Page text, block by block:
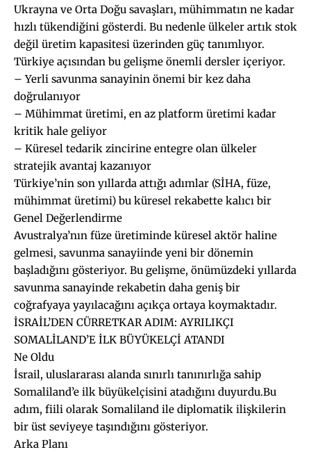
Ukrayna ve Orta Doğu savaşları, mühimmatın ne kadar
hızlı tükendiğini gösterdi. Bu nedenle ülkeler artık stok
değil üretim kapasitesi üzerinden güç tanımlıyor.
Türkiye açısından bu gelişme önemli dersler içeriyor.
– Yerli savunma sanayinin önemi bir kez daha
doğrulanıyor
– Mühimmat üretimi, en az platform üretimi kadar
kritik hale geliyor
– Küresel tedarik zincirine entegre olan ülkeler
stratejik avantaj kazanıyor
Türkiye’nin son yıllarda attığı adımlar (SİHA, füze,
mühimmat üretimi) bu küresel rekabette kalıcı bir
Genel Değerlendirme
Avustralya’nın füze üretiminde küresel aktör haline
gelmesi, savunma sanayiinde yeni bir dönemin
başladığını gösteriyor. Bu gelişme, önümüzdeki yıllarda
savunma sanayinde rekabetin daha geniş bir
coğrafyaya yayılacağını açıkça ortaya koymaktadır.
İSRAİL’DEN CÜRRETKAR ADIM: AYRILIKÇI
SOMALİLAND’E İLK BÜYÜKELÇİ ATANDI
Ne Oldu
İsrail, uluslararası alanda sınırlı tanınırlığa sahip
Somaliland’e ilk büyükelçisini atadığını duyurdu.Bu
adım, fiili olarak Somaliland ile diplomatik ilişkilerin
bir üst seviyeye taşındığını gösteriyor.
Arka Planı